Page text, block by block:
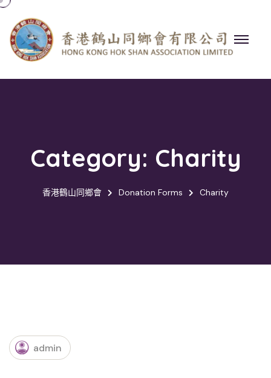
Category: Charity
香港鶴山同鄉會 Donation Forms Charity
admin